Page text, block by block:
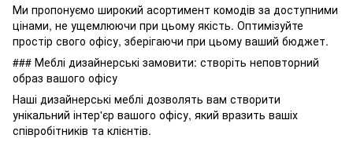
Ми пропонуємо широкий асортимент комодів за доступними
цінами, не ущемлюючи при цьому якість. Оптимізуйте
простір свого офісу, зберігаючи при цьому ваший бюджет.
### Меблі дизайнерські замовити: створіть неповторний
образ вашого офісу
Наші дизайнерські меблі дозволять вам створити
унікальний інтер'єр вашого офісу, який вразить вашіх
співробітників та клієнтів.